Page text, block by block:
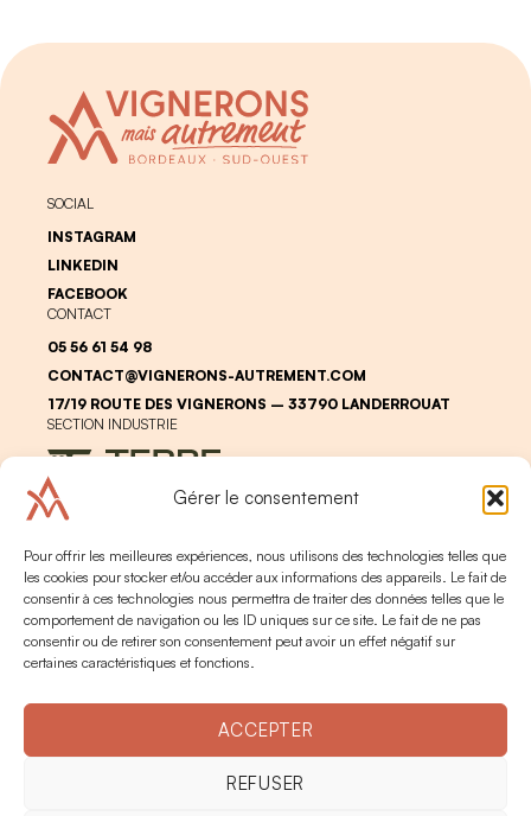
Gérer le consentement
Pour offrir les meilleures expériences, nous utilisons des technologies telles que
les cookies pour stocker et/ou accéder aux informations des appareils. Le fait de
consentir à ces technologies nous permettra de traiter des données telles que le
comportement de navigation ou les ID uniques sur ce site. Le fait de ne pas
consentir ou de retirer son consentement peut avoir un effet négatif sur
certaines caractéristiques et fonctions.
ACCEPTER
REFUSER
SOCIAL
INSTAGRAM
LINKEDIN
FACEBOOK
CONTACT
05 56 61 54 98
CONTACT@VIGNERONS-AUTREMENT.COM
17/19 ROUTE DES VIGNERONS – 33790 LANDERROUAT
SECTION INDUSTRIE
LEGALPERSONAL DATA
ALCOHOL ABUSE IS DANGEROUS FOR YOUR HEALTH. PLEASE
2024 © TERRE DE VIGNERONSCRÉATION -BRAND TO DESIGN